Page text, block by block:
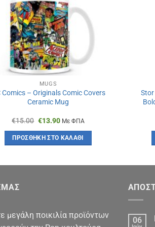
MUGS
Comics – Originals Comic Covers
Ceramic Mug
€15.00 Original
was:
€15.00.
€13.90Η
τιμή
είναι:
Με ΦΠΑ
ΠΡΟΣΘΉΚΗ ΣΤΟ ΚΑΛΆΘΙ
Stor
μεγάλη ποικιλία προϊόντων
06